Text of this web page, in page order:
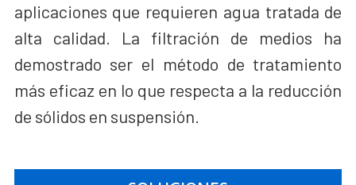
aplicaciones que requieren agua tratada de
alta calidad. La filtración de medios ha
demostrado ser el método de tratamiento
más eficaz en lo que respecta a la reducción
de sólidos en suspensión.